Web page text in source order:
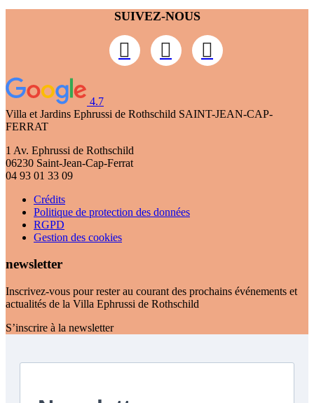
SUIVEZ-NOUS
4.7
Villa et Jardins Ephrussi de Rothschild SAINT-JEAN-CAP-
FERRAT
1 Av. Ephrussi de Rothschild
06230 Saint-Jean-Cap-Ferrat
04 93 01 33 09
Crédits
Politique de protection des données
RGPD
Gestion des cookies
newsletter
Inscrivez-vous pour rester au courant des prochains événements et
actualités de la Villa Ephrussi de Rothschild
S’inscrire à la newsletter